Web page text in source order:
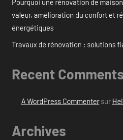
Pourquoi une rénovation de
valeur, amélioration du confort et
énergétiques
Travaux de rénovation : solutions
Recent
A WordPress Commentersur
Archives